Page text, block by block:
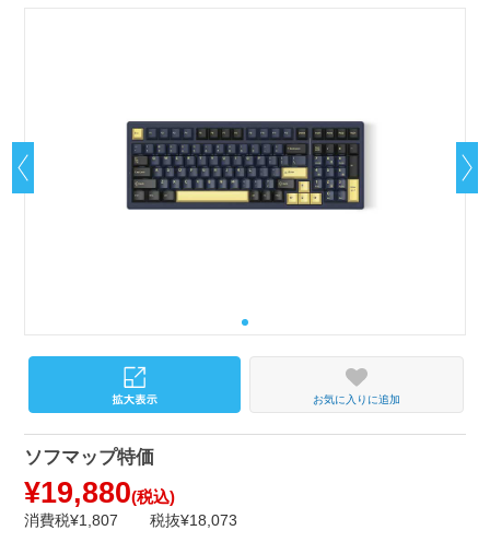
お気に入りに追加
ソフマップ特価
¥19,880(税込)
消費税¥1,807 税抜¥18,073